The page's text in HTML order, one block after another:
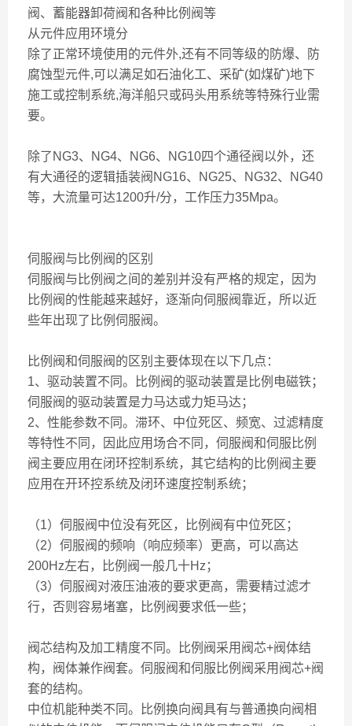
阀、蓄能器卸荷阀和各种比例阀等
从元件应用环境分
除了正常环境使用的元件外,还有不同等级的防爆、防
腐蚀型元件,可以满足如石油化工、采矿(如煤矿)地下
施工或控制系统,海洋船只或码头用系统等特殊行业需
要。
除了NG3、NG4、NG6、NG10四个通径阀以外，还
有大通径的逻辑插装阀NG16、NG25、NG32、NG40
等，大流量可达1200升/分，工作压力35Mpa。
伺服阀与比例阀的区别
伺服阀与比例阀之间的差别并没有严格的规定，因为
比例阀的性能越来越好，逐渐向伺服阀靠近，所以近
些年出现了比例伺服阀。
比例阀和伺服阀的区别主要体现在以下几点：
1、驱动装置不同。比例阀的驱动装置是比例电磁铁；
伺服阀的驱动装置是力马达或力矩马达；
2、性能参数不同。滞环、中位死区、频宽、过滤精度
等特性不同，因此应用场合不同，伺服阀和伺服比例
阀主要应用在闭环控制系统，其它结构的比例阀主要
应用在开环控系统及闭环速度控制系统；
（1）伺服阀中位没有死区，比例阀有中位死区；
（2）伺服阀的频响（响应频率）更高，可以高达
200Hz左右，比例阀一般几十Hz；
（3）伺服阀对液压油液的要求更高，需要精过滤才
行，否则容易堵塞，比例阀要求低一些；
阀芯结构及加工精度不同。比例阀采用阀芯+阀体结
构，阀体兼作阀套。伺服阀和伺服比例阀采用阀芯+阀
套的结构。
中位机能种类不同。比例换向阀具有与普通换向阀相